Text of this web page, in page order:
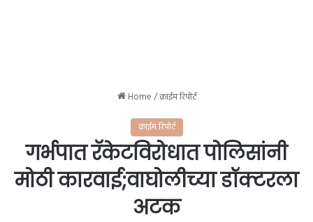
Home/क्राईम रिपोर्ट
क्राईम रिपोर्ट
गर्भपात रॅकेटविरोधात पोलिसांनी
मोठी कारवाई;वाघोलीच्या डॉक्टरला
अटक